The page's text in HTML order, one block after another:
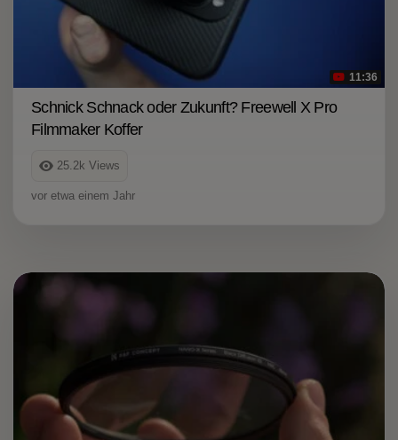
11:36
25.2k Views
Schnick Schnack oder Zukunft? Freewell X Pro
Filmmaker Koffer
vor etwa einem Jahr